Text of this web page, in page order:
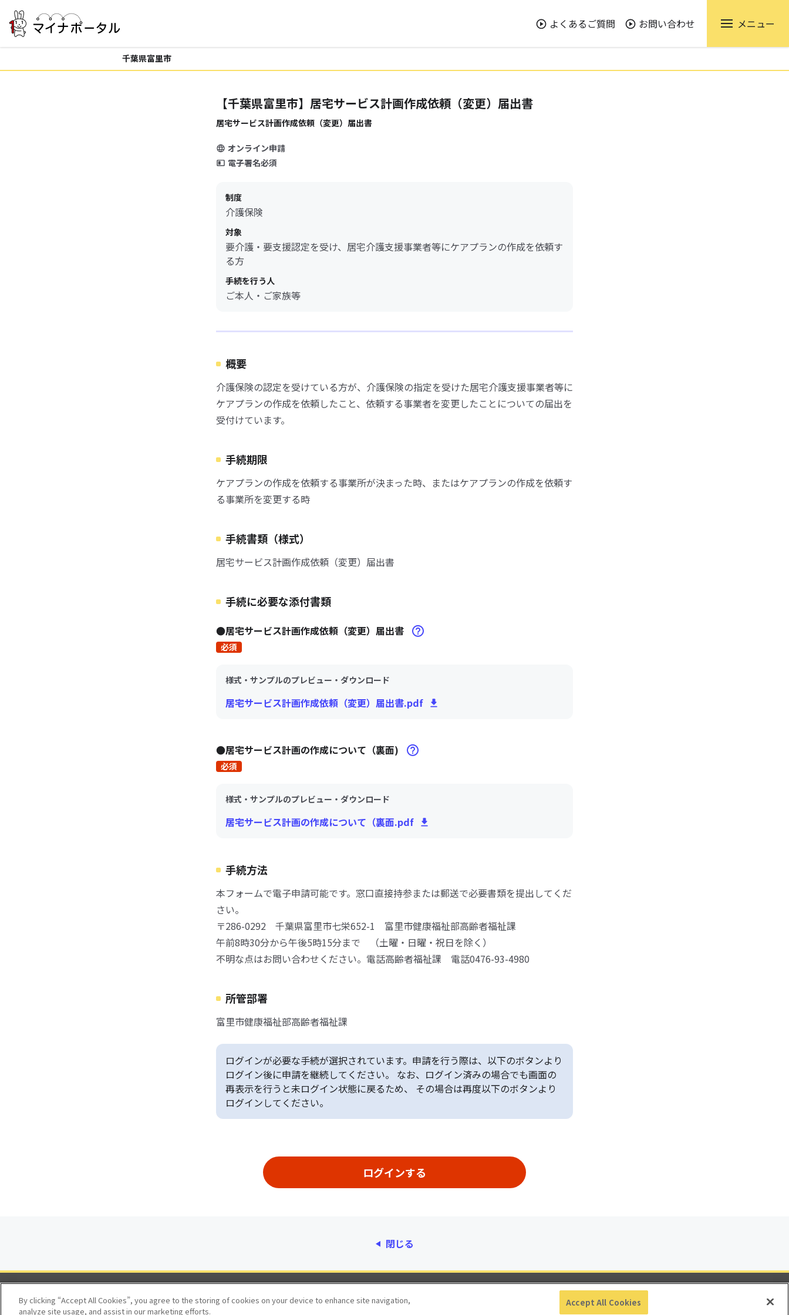
よくあるご質問 お問い合わせ メニュー
千葉県富里市
【千葉県富里市】居宅サービス計画作成依頼（変更）届出書
居宅サービス計画作成依頼（変更）届出書
オンライン申請
電子署名必須
制度
介護保険
対象
要介護・要支援認定を受け、居宅介護支援事業者等にケアプランの作成を依頼す
る方
手続を行う人
ご本人・ご家族等
概要
介護保険の認定を受けている方が、介護保険の指定を受けた居宅介護支援事業者等に
ケアプランの作成を依頼したこと、依頼する事業者を変更したことについての届出を
受付けています。
手続期限
ケアプランの作成を依頼する事業所が決まった時、またはケアプランの作成を依頼す
る事業所を変更する時
手続書類（様式）
居宅サービス計画作成依頼（変更）届出書
手続に必要な添付書類
●居宅サービス計画作成依頼（変更）届出書
必須
様式・サンプルのプレビュー・ダウンロード
居宅サービス計画作成依頼（変更）届出書.pdf
●居宅サービス計画の作成について（裏面)
必須
様式・サンプルのプレビュー・ダウンロード
居宅サービス計画の作成について（裏面.pdf
手続方法
本フォームで電子申請可能です。窓口直接持参または郵送で必要書類を提出してくだ
さい。
〒286-0292 千葉県富里市七栄652-1 富里市健康福祉部高齢者福祉課
午前8時30分から午後5時15分まで （土曜・日曜・祝日を除く）
不明な点はお問い合わせください。電話高齢者福祉課 電話0476-93-4980
所管部署
富里市健康福祉部高齢者福祉課
ログインが必要な手続が選択されています。申請を行う際は、以下のボタンより
ログイン後に申請を継続してください。 なお、ログイン済みの場合でも画面の
再表示を行うと未ログイン状態に戻るため、 その場合は再度以下のボタンより
ログインしてください。
閉じる
動作環境 個人情報保護 利用規約 アクセシビリティ
By clicking “Accept All Cookies”, you agree to the storing of cookies on your device to enhance site navigation,
analyze site usage, and assist in our marketing efforts.
Accept All Cookies